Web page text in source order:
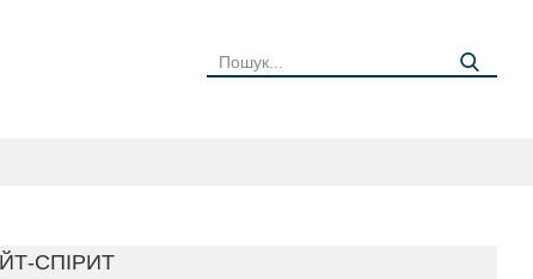
СПІРИТ